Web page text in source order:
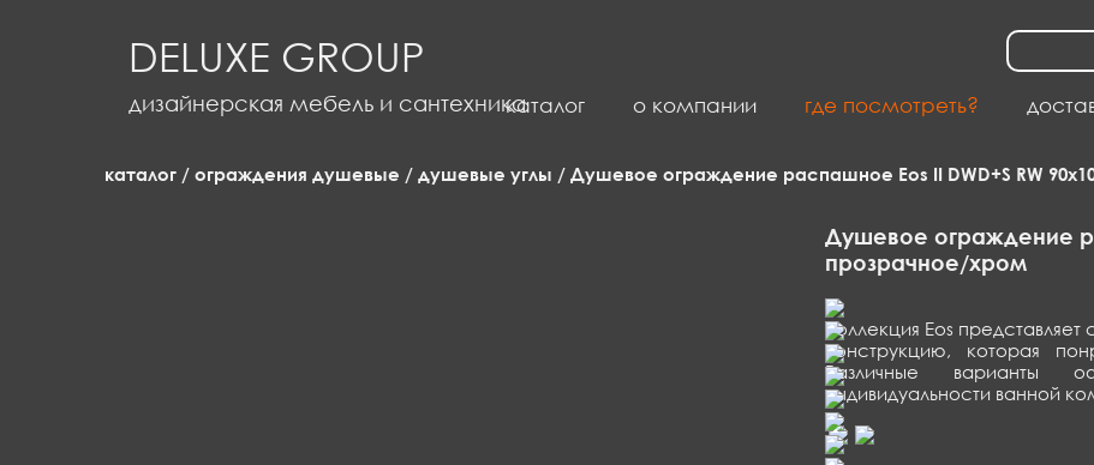
каталог
о
компании
DELUXE GROUP
дизайнерская мебель и сантехникакаталог о компании где посмотреть?
каталог / ограждения душевые / душевые углы / Душевое ограждение распашное Eos II DWD+S RW
Душевое ограждение
прозрачное/хром
Коллекция Eos
конструкцию, которая
Различные варианты
индивидуальности ванной